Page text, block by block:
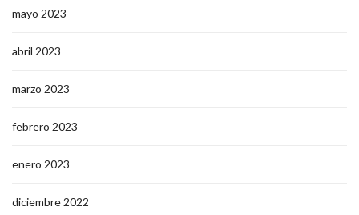
mayo 2023
abril 2023
marzo 2023
febrero 2023
enero 2023
diciembre 2022